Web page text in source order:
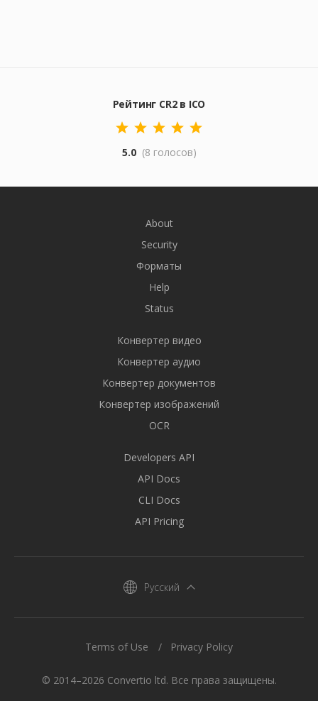
Рейтинг CR2 в ICO
5.0 (8 голосов)
About
Security
Форматы
Help
Status
Конвертер видео
Конвертер аудио
Конвертер документов
Конвертер изображений
OCR
Developers API
API Docs
CLI Docs
API Pricing
Русский
© 2014–2026 Convertio ltd. Все права защищены.
Terms of Use Privacy Policy